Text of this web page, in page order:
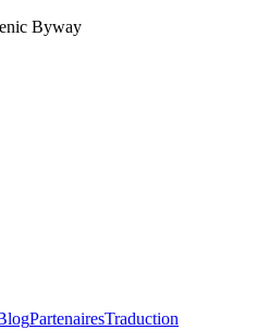
Byway
PartenairesTraduction